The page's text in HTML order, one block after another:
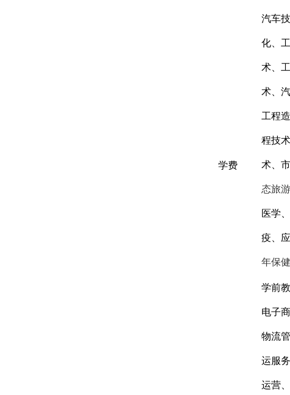
学费
汽车
化、
术、
术、
工程
程技
术、
态旅
医学
疫、
年保
学前
电子商
物流
运服
运营